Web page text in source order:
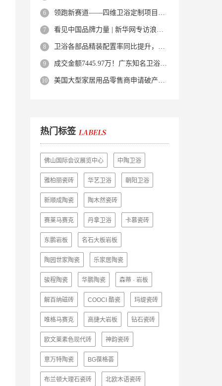
领跑新赛道——四维卫浴定制项目培训重庆站正式启动
看见中国品牌力量 | 新华网专访浪鲸卫浴品牌管理中心总监林学舟
卫浴各部品精装配置率同比提升，智能坐便器配置率最大近四成
成交金额7445.97万！广东知名卫浴企业100%股权被转让
美国大型家居用品零售商申请破产保护
热门标签
佛山国际会议展览中心 中陶卫浴
雅柏丽瓷砖 华艺卫浴 朝阳卫浴
新顺成陶瓷 陶木然瓷砖
赛莱马赛克 丹拿卫浴 卡慕瓷砖
东鹏岩板 名石大板岩板
陶园世家陶瓷 乐家居陶瓷
骏程陶瓷 华鹏陶瓷 森蒂 · 岩板
解百纳磁砖 COOCI 酷瓷 玛缇瓷砖
唯格马赛克 高捷大岩板 钻石瓷砖
欧文莱素色现代砖 神韵瓷砖
意万特陶瓷 BG葆格荟
布兰顿大理石瓷砖 北欧木语瓷砖